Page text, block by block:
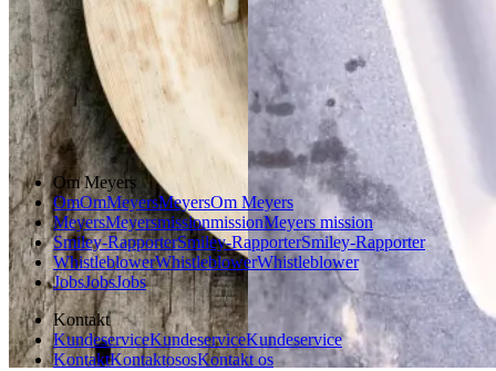
Aftensmad
Forårsmad
Sommermad
Dansk mad
Om Meyers
OmOmMeyersMeyersOm Meyers
MeyersMeyersmissionmissionMeyers mission
Smiley-RapporterSmiley-RapporterSmiley-Rapporter
WhistleblowerWhistleblowerWhistleblower
JobsJobsJobs
Kontakt
KundeserviceKundeserviceKundeservice
KontaktKontaktososKontakt os